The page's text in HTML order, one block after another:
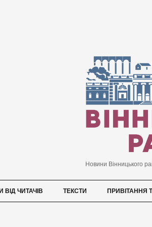
Новини Вінницького
ВІД ЧИТАЧІВ ТЕКСТИ ПРИВІТАННЯ